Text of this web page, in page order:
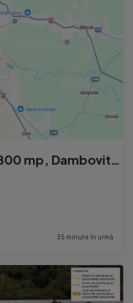
Teren Extravilan, 19.800 mp, Dambovita Mall
35 minute în urmă